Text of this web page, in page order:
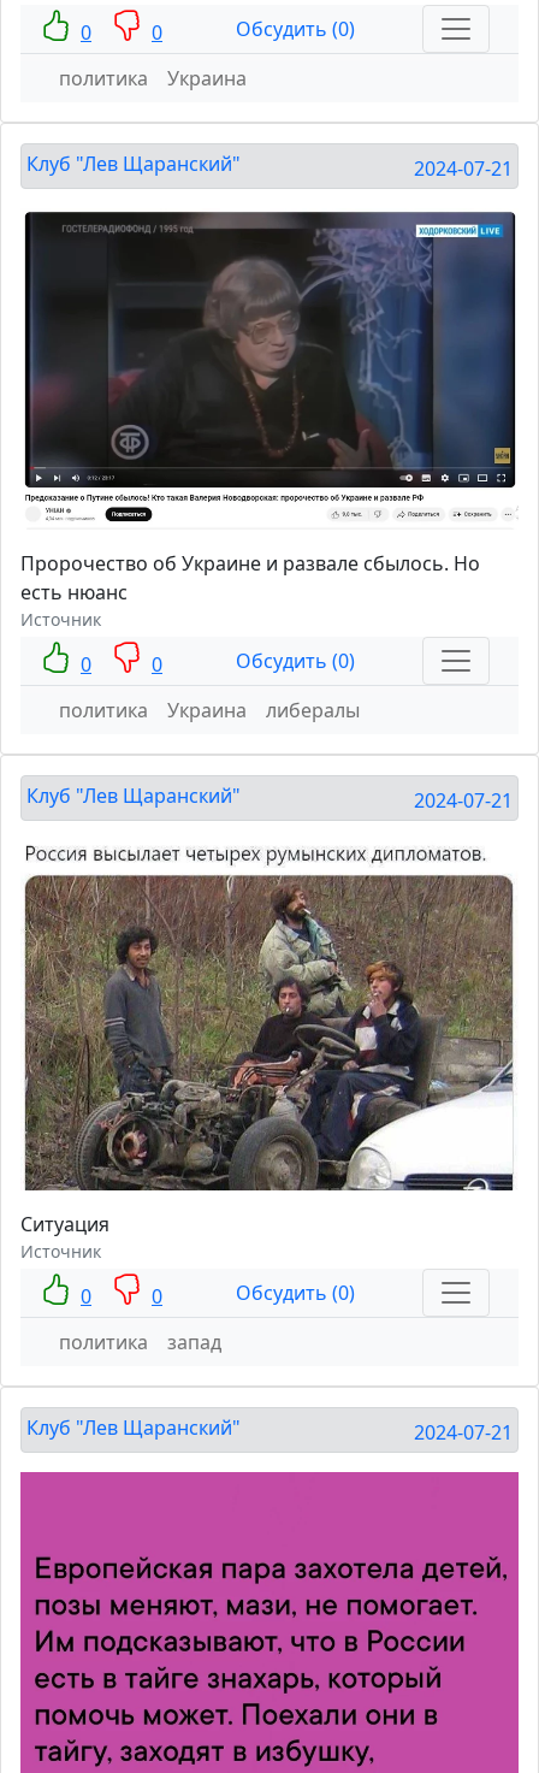
0 0
Обсудить (0)
политика
Украина
Клуб "Лев Щаранский" 2024-07-21
Пророчество об Украине и развале сбылось. Но
есть нюанс
Источник
0 0
Обсудить (0)
политика
Украина либералы
Клуб "Лев Щаранский" 2024-07-21
Ситуация
Источник
0 0
Обсудить (0)
политика
запад
Клуб "Лев Щаранский" 2024-07-21